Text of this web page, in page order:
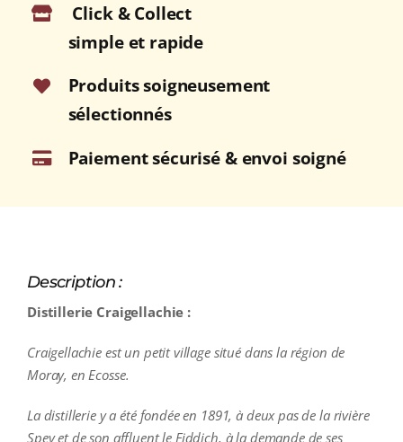
/
Speyside)
70cl
Click & Collect
simple et rapide
Produits soigneusement
sélectionnés
Paiement sécurisé & envoi soigné
Description :
Distillerie Craigellachie :
Craigellachie est un petit village situé dans la région de
Moray, en Ecosse.
La distillerie y a été fondée en 1891, à deux pas de la rivière
Spey et de son affluent le Fiddich, à la demande de ses